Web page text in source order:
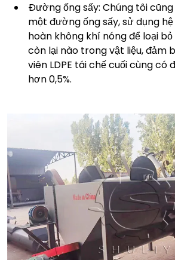
Đường ống sấy: Chúng tôi
một đường ống sấy, sử dụng
hoàn không khí nóng để loại
còn lại nào trong vật liệu, đảm
viên LDPE tái chế cuối cùng có
hơn 0,5%.